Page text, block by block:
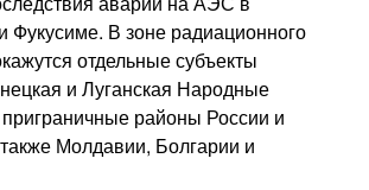
Фукусиме. В зоне радиационного
отдельные субъекты
и Луганская Народные
районы России и
Молдавии, Болгарии и